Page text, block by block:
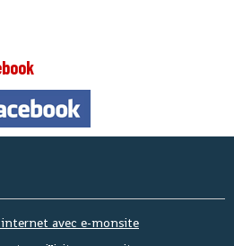
internet avec e-monsite